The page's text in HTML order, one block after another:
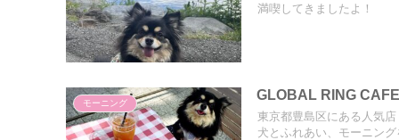
満喫してきましたよ！
モーニング
GLOBAL RING
東京都豊島区にある人気
犬とふれあい、モーニン